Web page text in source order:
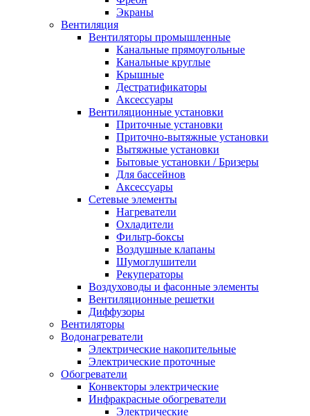
Экраны
Вентиляция
Вентиляторы промышленные
Канальные прямоугольные
Канальные круглые
Крышные
Дестратификаторы
Аксессуары
Вентиляционные установки
Приточные установки
Приточно-вытяжные установки
Вытяжные установки
Бытовые установки / Бризеры
Для бассейнов
Аксессуары
Сетевые элементы
Нагреватели
Охладители
Фильтр-боксы
Воздушные клапаны
Шумоглушители
Рекуператоры
Воздуховоды и фасонные элементы
Вентиляционные решетки
Диффузоры
Вентиляторы
Водонагреватели
Электрические накопительные
Электрические проточные
Обогреватели
Конвекторы электрические
Инфракрасные обогреватели
Электрические